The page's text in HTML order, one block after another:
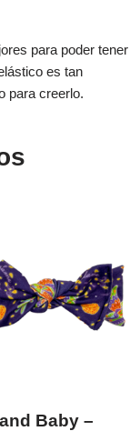
para poder tener
es tan
para creerlo.
Baby –